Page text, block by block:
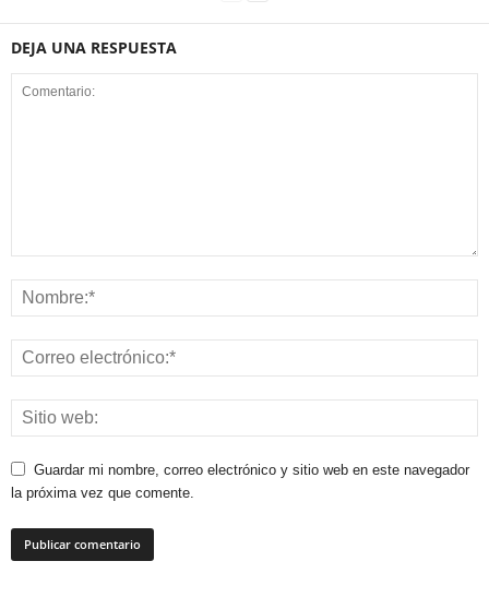
DEJA UNA RESPUESTA
Guardar mi nombre, correo electrónico y sitio web en este navegador
la próxima vez que comente.